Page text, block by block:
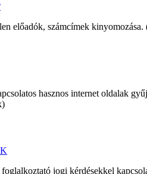
előadók, számcímek
hasznos internet oldalak
jogi kérdésekkel